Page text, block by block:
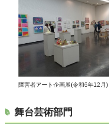
障害者アート企画展(令和6年12月)
舞台芸術部門